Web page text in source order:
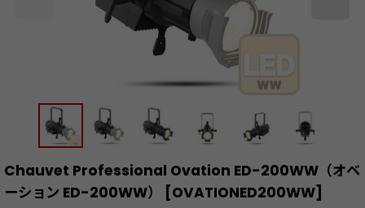
Chauvet Professional Ovation ED-200WW（オベ
ーション ED-200WW）
[OVATIONED200WW]